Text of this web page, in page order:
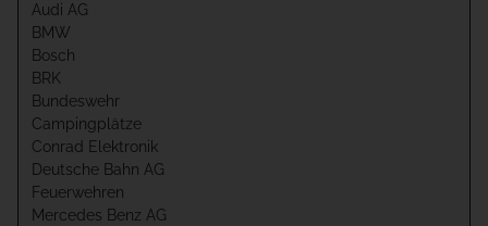
Audi AG
BMW
Bosch
BRK
Bundeswehr
Campingplätze
Conrad Elektronik
Deutsche Bahn AG
Feuerwehren
Mercedes Benz AG